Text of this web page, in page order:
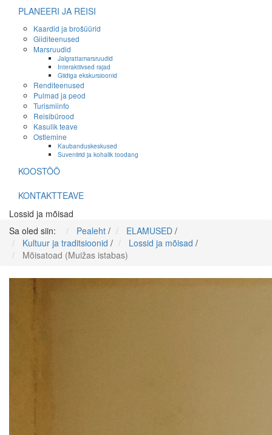
PLANEERI JA REISI
Kaardid ja brošüürid
Giiditeenused
Marsruudid
Jalgrattamarsruudid
Interaktiivsed rajad
Giidiga ekskursioonid
Renditeenused
Pulmad ja peod
Turismiinfo
Reisibürood
Kasulik teave
Ostlemine
Kaubanduskeskused
Suveniirid ja kohalik toodang
KOOSTÖÖ
KONTAKTTEAVE
Lossid ja mõisad
Sa oled siin:
Pealeht / ELAMUSED /
Kultuur ja traditsioonid / Lossid ja mõisad /
Mõisatoad (Muižas istabas)